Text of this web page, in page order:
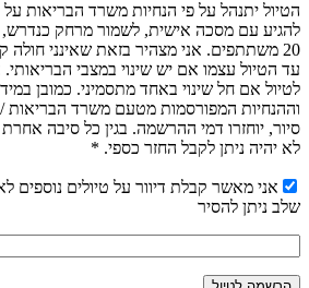
הטיול יתנהל על פי הנחיות משרד הבריאות
להגיע עם מסכה אישית, לשמור מרחק כנדרש,
20 משתתפים. אני מצהיר בזאת שאינני חולה
עד הטיול עצמו אם יש שינוי במצבי
לטיול אם חל שינוי באחד מתסמיני. כמובן
וההנחיות המפורסמות מטעם משרד הבריאות /
סיור, יוחזרו דמי ההרשמה. בגין כל סיבה
לא יהיה ניתן לקבל החזר כספי. *
אני מאשר קבלת דיוור על טיולים נוספים
שלב ניתן להסיר